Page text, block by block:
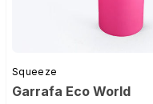
Squeeze
Garrafa Eco World